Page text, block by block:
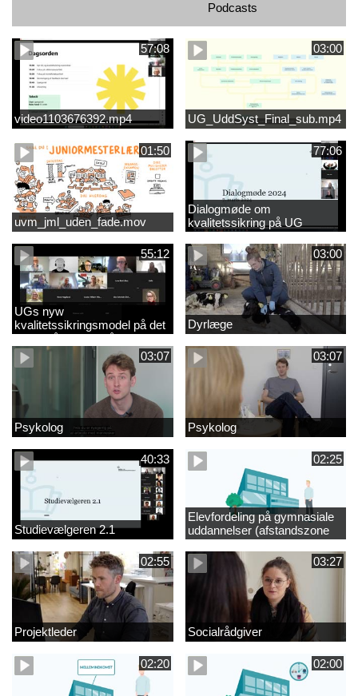
Podcasts
57:08
video1103676392.mp4
03:00
UG_UddSyst_Final_sub.mp4
01:50
uvm_jml_uden_fade.mov
77:06
Dialogmøde om
kvalitetssikring på UG
55:12
UGs nyw
kvalitetssikringsmodel på det
videregående område
03:00
Dyrlæge
03:07
Psykolog
03:07
Psykolog
40:33
Studievælgeren 2.1
02:25
Elevfordeling på gymnasiale
uddannelser (afstandszone
redigeret)
02:55
Projektleder
03:27
Socialrådgiver
02:20 02:00